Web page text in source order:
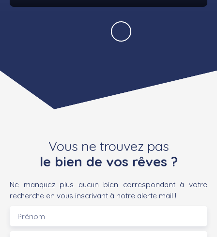
Vous ne trouvez pas
le bien de vos rêves ?
Ne manquez plus aucun bien correspondant à votre
recherche en vous inscrivant à notre alerte mail !
Prénom